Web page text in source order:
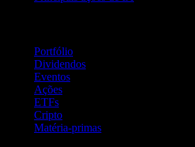
Portfólio
Dividendos
Eventos
Ações
ETFs
Cripto
Matéria-primas